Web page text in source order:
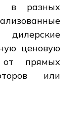
в разных
ценовую
от прямых
или